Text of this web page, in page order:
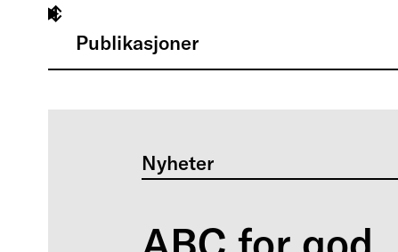
Publikasjoner
Nyheter